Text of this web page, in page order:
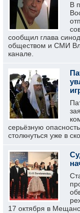
В
сообщил глава
обществом и СМИ
канале.
серьёзную
столкнуться уже в
17 октября в